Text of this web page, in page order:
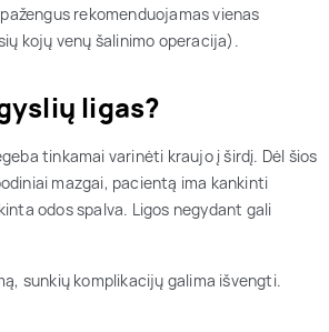
rekomenduojamas vienas
kojų venų šalinimo operacija).
ligas?
tinkamai varinėti kraujo į širdį. Dėl šios
mazgai, pacientą ima kankinti
odos spalva. Ligos negydant gali
sunkių komplikacijų galima išvengti.